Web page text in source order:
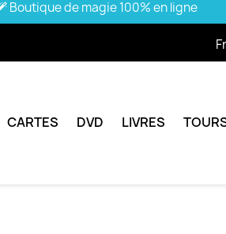
Boutique de magie 100% en ligne
CARTES DVD LIVRES